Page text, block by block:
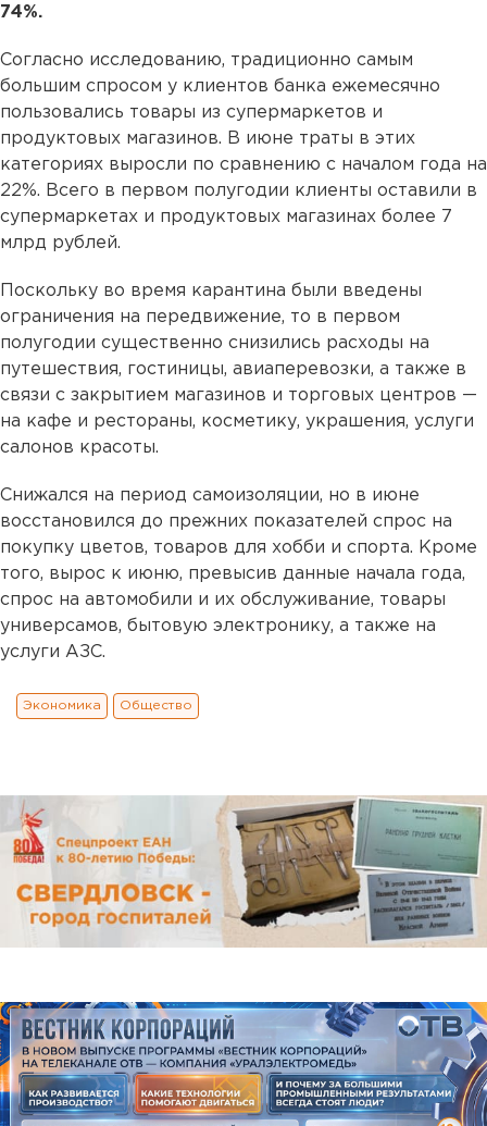
74%.
Согласно исследованию, традиционно самым
большим спросом у клиентов банка ежемесячно
пользовались товары из супермаркетов и
продуктовых магазинов. В июне траты в этих
категориях выросли по сравнению с началом года на
22%. Всего в первом полугодии клиенты оставили в
супермаркетах и продуктовых магазинах более 7
млрд рублей.
Поскольку во время карантина были введены
ограничения на передвижение, то в первом
полугодии существенно снизились расходы на
путешествия, гостиницы, авиаперевозки, а также в
связи с закрытием магазинов и торговых центров —
на кафе и рестораны, косметику, украшения, услуги
салонов красоты.
Снижался на период самоизоляции, но в июне
восстановился до прежних показателей спрос на
покупку цветов, товаров для хобби и спорта. Кроме
того, вырос к июню, превысив данные начала года,
спрос на автомобили и их обслуживание, товары
универсамов, бытовую электронику, а также на
услуги АЗС.
Экономика Общество